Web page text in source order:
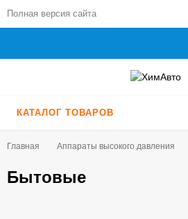
Полная версия сайта
КАТАЛОГ ТОВАРОВ
Главная Аппараты высокого давления
Бытовые